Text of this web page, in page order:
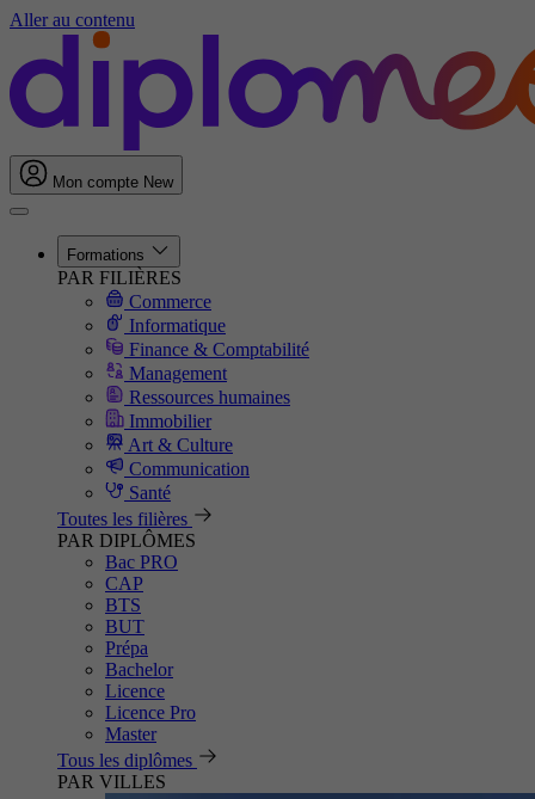
Aller au contenu
Mon compte New
Formations
PAR FILIÈRES
Commerce
Informatique
Finance & Comptabilité
Management
Ressources humaines
Immobilier
Art & Culture
Communication
Santé
Toutes les filières
PAR DIPLÔMES
Bac PRO
CAP
BTS
BUT
Prépa
Bachelor
Licence
Licence Pro
Master
Tous les diplômes
PAR VILLES